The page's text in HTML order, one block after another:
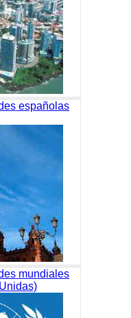
españolas
mundiales